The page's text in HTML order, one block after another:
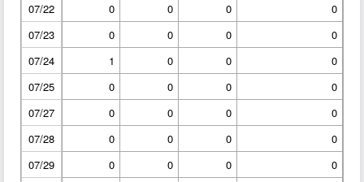
07/22
0 0 0
0
07/23
0 0 0
0
07/24
1 0 0
0
07/25
0 0 0
0
07/27
0 0 0
0
07/28
0 0 0
0
07/29
0 0 0
0